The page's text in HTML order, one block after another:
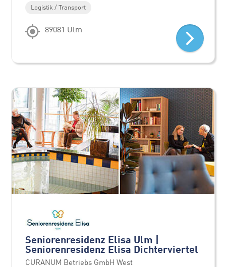
Logistik / Transport
89081 Ulm
Seniorenresidenz Elisa Ulm |
Seniorenresidenz Elisa Dichterviertel
CURANUM Betriebs GmbH West